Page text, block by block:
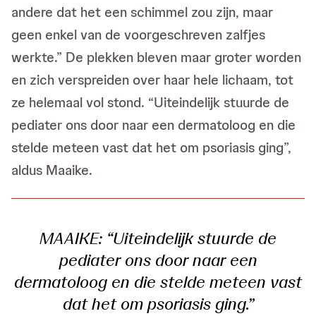
andere dat het een schimmel zou zijn, maar
geen enkel van de voorgeschreven zalfjes
werkte.” De plekken bleven maar groter worden
en zich verspreiden over haar hele lichaam, tot
ze helemaal vol stond. “Uiteindelijk stuurde de
pediater ons door naar een dermatoloog en die
stelde meteen vast dat het om psoriasis ging”,
aldus Maaike.
MAAIKE: “Uiteindelijk stuurde de
pediater ons door naar een
dermatoloog en die stelde meteen vast
dat het om psoriasis ging.”